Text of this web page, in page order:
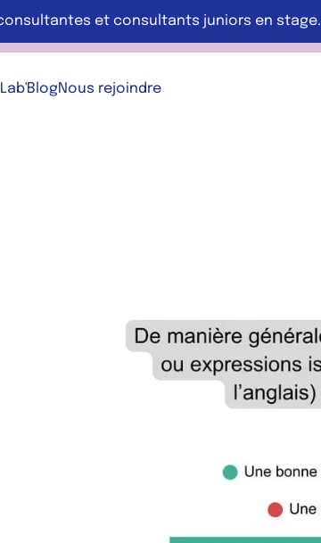
et consultants juniors en stage.
BlogNous rejoindre